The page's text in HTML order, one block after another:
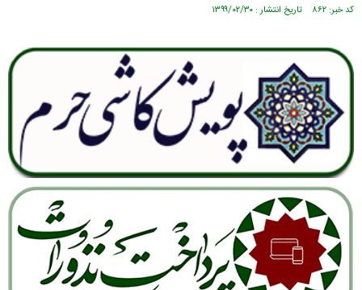
کد خبر: ۸۶۲ تاریخ انتشار : ۱۳۹۹/۰۲/۳۰